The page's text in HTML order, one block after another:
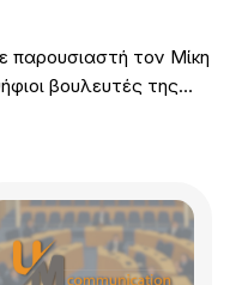
παρουσιαστή τον Μίκη
βουλευτές της…